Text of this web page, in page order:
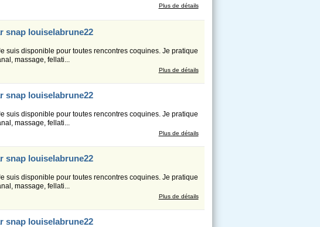
Plus de détails
snap louiselabrune22
suis disponible pour toutes rencontres coquines. Je pratique
massage, fellati...
Plus de détails
snap louiselabrune22
suis disponible pour toutes rencontres coquines. Je pratique
massage, fellati...
Plus de détails
snap louiselabrune22
suis disponible pour toutes rencontres coquines. Je pratique
massage, fellati...
Plus de détails
snap louiselabrune22